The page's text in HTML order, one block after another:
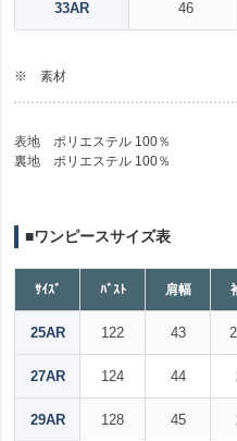
33AR 46
※ 素材
表地 ポリエステル 100％
裏地 ポリエステル 100％
■ワンピースサイズ表
ｻｲｽﾞ ﾊﾞｽﾄ 肩幅
25AR 122 43
27AR 124 44
29AR 128 45